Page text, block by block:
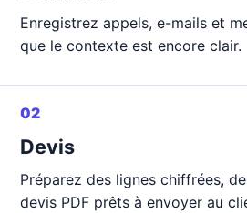
Enregistrez appels, e-mails et
que le contexte est encore clair.
02
Devis
Préparez des lignes chiffrées,
devis PDF prêts à envoyer au